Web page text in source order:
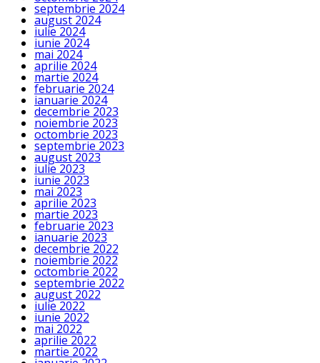
septembrie 2024
august 2024
iulie 2024
iunie 2024
mai 2024
aprilie 2024
martie 2024
februarie 2024
ianuarie 2024
decembrie 2023
noiembrie 2023
octombrie 2023
septembrie 2023
august 2023
iulie 2023
iunie 2023
mai 2023
aprilie 2023
martie 2023
februarie 2023
ianuarie 2023
decembrie 2022
noiembrie 2022
octombrie 2022
septembrie 2022
august 2022
iulie 2022
iunie 2022
mai 2022
aprilie 2022
martie 2022